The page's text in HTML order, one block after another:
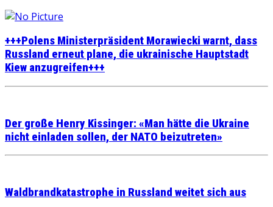
+++Polens Ministerpräsident Morawiecki warnt, dass
Russland erneut plane, die ukrainische Hauptstadt
Kiew anzugreifen+++
Der große Henry Kissinger: «Man hätte die Ukraine
nicht einladen sollen, der NATO beizutreten»
Waldbrandkatastrophe in Russland weitet sich aus